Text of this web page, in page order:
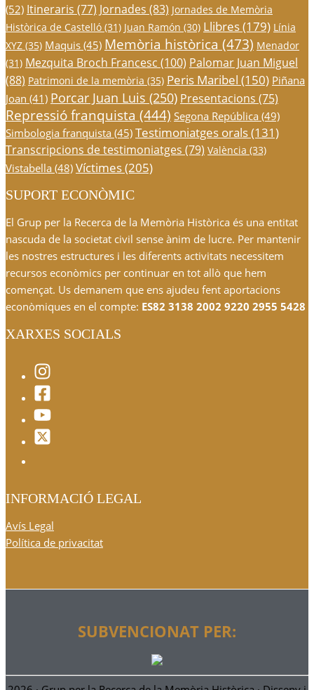
(52) Itineraris (77) Jornades (83) Jornades de Memòria
Històrica de Castelló (31) Juan Ramón (30) Llibres(179) Línia
XYZ (35) Maquis (45) Memòria històrica (473) Menador
(31) Mezquita Broch Francesc (100) Palomar Juan Miguel
(88) Patrimoni de la memòria (35) Peris Maribel (150) Piñana
Joan (41) Porcar Juan Luis (250) Presentacions (75)
Repressió franquista (444) Segona República (49)
Simbologia franquista (45) Testimoniatges orals(131)
Transcripcions de testimoniatges (79) València (33)
Vistabella (48) Víctimes(205)
SUPORT ECONÒMIC
El Grup per la Recerca de la Memòria Històrica és una entitat
nascuda de la societat civil sense ànim de lucre. Per mantenir
les nostres estructures i les diferents activitats necessitem
recursos econòmics per continuar en tot allò que hem
començat. Us demanem que ens ajudeu fent aportacions
econòmiques en el compte: ES82 3138 2002 9220 2955 5428
XARXES SOCIALS
INFORMACIÓ LEGAL
Avís Legal
Política de privacitat
SUBVENCIONAT PER: